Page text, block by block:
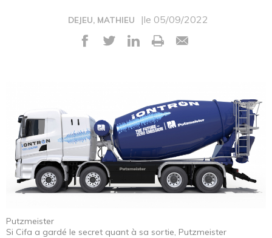
DEJEU, MATHIEU |le 05/09/2022
Putzmeister
Si Cifa a gardé le secret quant à sa sortie, Putzmeister